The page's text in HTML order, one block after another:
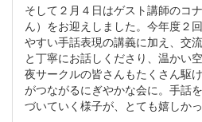
そして２月４日はゲスト講師のコ
ん）をお迎えしました。今年度２
やすい手話表現の講義に加え、交
と丁寧にお話しくださり、温かい
夜サークルの皆さんもたくさん駆
がつながるにぎやかな会に。手話
づいていく様子が、とても嬉しかっ